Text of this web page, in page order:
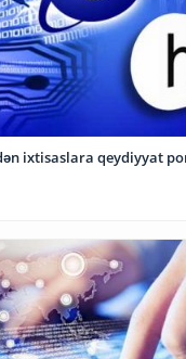
ixtisaslara qeydiyyat